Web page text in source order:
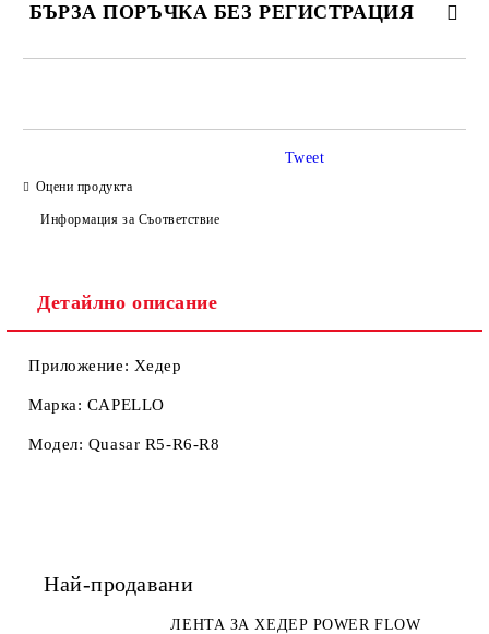
БЪРЗА ПОРЪЧКА БЕЗ РЕГИСТРАЦИЯ
Оцени продукта
Информация за Съответствие
Tweet
Детайлно описание
Приложение: Хедер
Марка: CAPELLO
Модел: Quasar R5-R6-R8
Най-продавани
ЛЕНТА ЗА ХЕДЕР POWER FLOW